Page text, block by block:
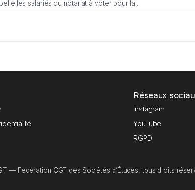
les salariés du notariat à voter pour la...
Réseaux
Instagram
YouTube
RGPD
— Fédération CGT des Sociétés d’Études, tous droits